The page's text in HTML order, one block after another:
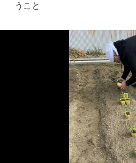
うこと